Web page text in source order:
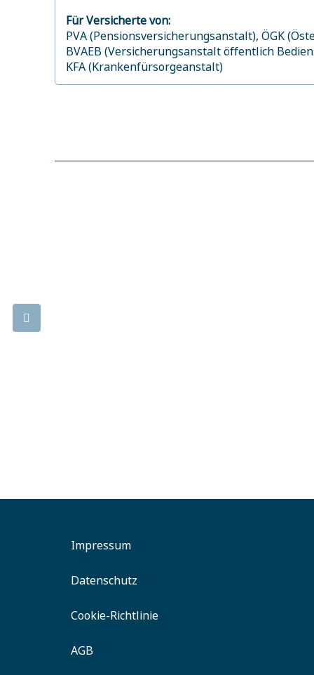
Für Versicherte von:
PVA (Pensionsversicherungsanstalt), ÖGK
BVAEB (Versicherungsanstalt öffentlich
KFA (Krankenfürsorgeanstalt)
Impressum
Datenschutz
Cookie-Richtlinie
AGB